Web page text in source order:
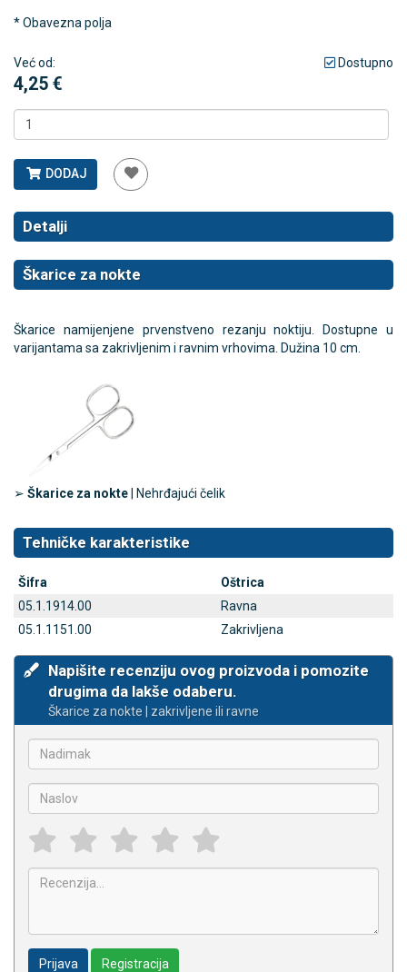
* Obavezna polja
Već od:
4,25 €
Dostupno
DODAJ
Detalji
Škarice za nokte
Škarice namijenjene prvenstveno rezanju noktiju. Dostupne u
varijantama sa zakrivljenim i ravnim vrhovima. Dužina 10 cm.
➢ Škarice za nokte | Nehrđajući čelik
Tehničke karakteristike
Šifra
Oštrica
05.1.1914.00
Ravna
05.1.1151.00
Zakrivljena
Napišite recenziju ovog proizvoda i pomozite
drugima da lakše odaberu.
Škarice za nokte | zakrivljene ili ravne
Prijava Registracija